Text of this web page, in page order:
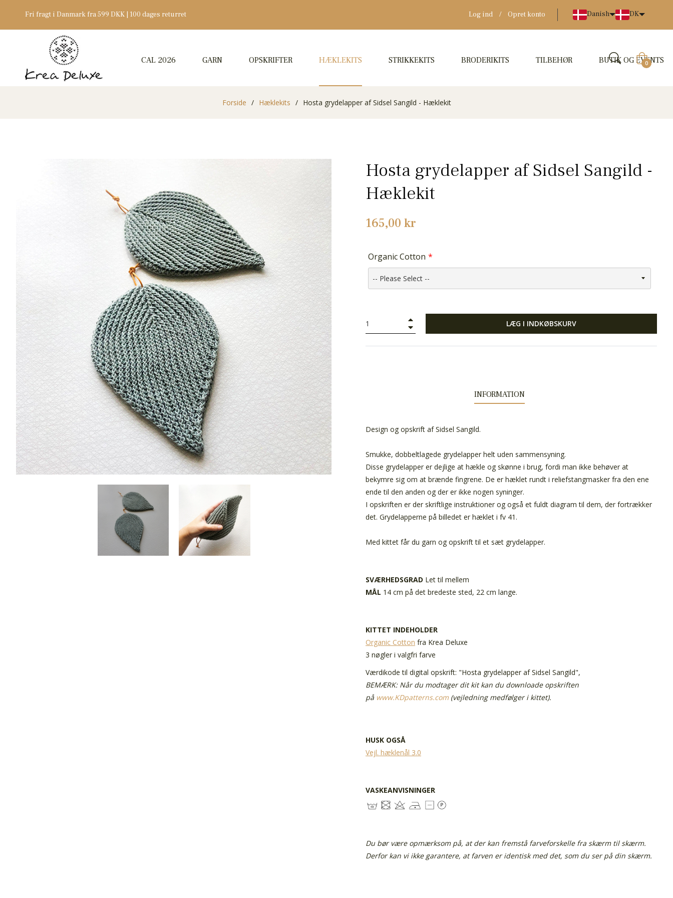
Fri fragt i Danmark fra 599 DKK | 100 dages returret Log ind / Opret konto Danish DK
CAL 2026 GARN OPSKRIFTER HÆKLEKITS STRIKKEKITS BRODERIKITS TILBEHØR BUTIK OG EVENTS
0
Forside / Hæklekits / Hosta grydelapper af Sidsel Sangild - Hæklekit
Hosta grydelapper af Sidsel Sangild -
Hæklekit
Normalpris
165,00 kr
Organic Cotton
LÆG I INDKØBSKURV
INFORMATION
Design og opskrift af Sidsel Sangild.
Smukke, dobbeltlagede grydelapper helt uden sammensyning.
Disse grydelapper er dejlige at hækle og skønne i brug, fordi man ikke behøver at
bekymre sig om at brænde fingrene. De er hæklet rundt i reliefstangmasker fra den ene
ende til den anden og der er ikke nogen syninger.
I opskriften er der skriftlige instruktioner og også et fuldt diagram til dem, der fortrækker
det. Grydelapperne på billedet er hæklet i fv 41.
Med kittet får du garn og opskrift til et sæt grydelapper.
SVÆRHEDSGRAD Let til mellem
MÅL 14 cm på det bredeste sted, 22 cm lange.
KITTET INDEHOLDER
Organic Cotton fra Krea Deluxe
3 nøgler i valgfri farve
Værdikode til digital opskrift: "Hosta grydelapper af Sidsel Sangild",
BEMÆRK: Når du modtager dit kit kan du downloade opskriften
på www.KDpatterns.com (vejledning medfølger i kittet).
HUSK OGSÅ
Vejl. hæklenål 3.0
VASKEANVISNINGER
Du bør være opmærksom på, at der kan fremstå farveforskelle fra skærm til skærm.
Derfor kan vi ikke garantere, at farven er identisk med det, som du ser på din skærm.